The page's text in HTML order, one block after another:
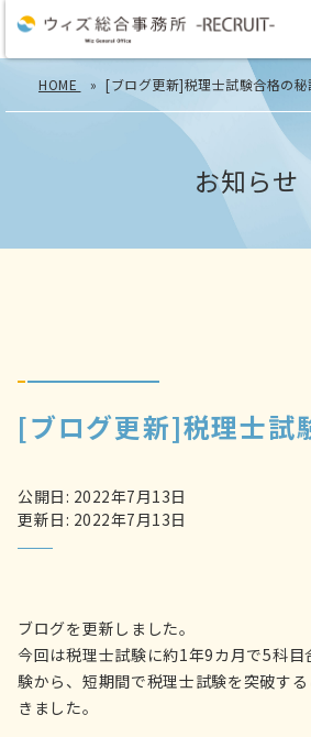
HOME [ブログ更新]税理士試験合格の秘
お知らせ
[ブログ更新]税理士試
公開日: 2022年7月13日
更新日: 2022年7月13日
ブログを更新しました。
今回は税理士試験に約1年9カ月で5科
験から、短期間で税理士試験を突破す
きました。